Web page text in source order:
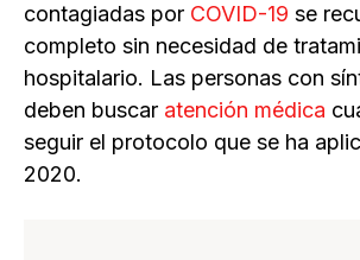
contagiadas por COVID-19 se
completo sin necesidad de
hospitalario. Las personas con
deben buscar atención médica
seguir el protocolo que se ha
2020.